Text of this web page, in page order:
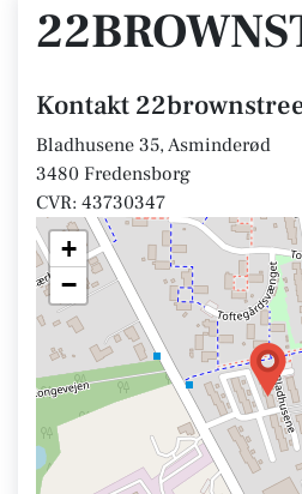
Kontakt
Bladhusene 35, Asminderød
3480 Fredensborg
CVR: 43730347
+
−